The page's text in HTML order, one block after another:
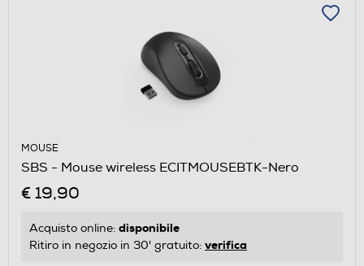
MOUSE
SBS - Mouse wireless ECITMOUSEBTK-Nero
€ 19,90
Acquisto online: disponibile
Ritiro in negozio in 30' gratuito: verifica